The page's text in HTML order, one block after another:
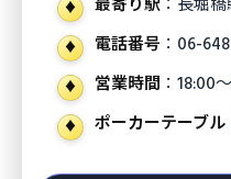
最寄り駅 ：長堀
電話番号 ：06-
営業時間 ：18:00
ポーカーテーブル